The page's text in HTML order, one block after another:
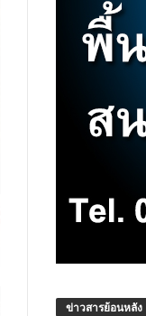
ข่าวสารย้อนหลัง